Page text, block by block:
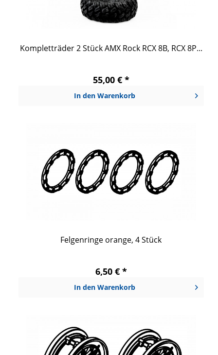
Kompletträder 2 Stück AMX Rock RCX 8B, RCX 8P...
55,00 € *
In den Warenkorb
Felgenringe orange, 4 Stück
6,50 € *
In den Warenkorb